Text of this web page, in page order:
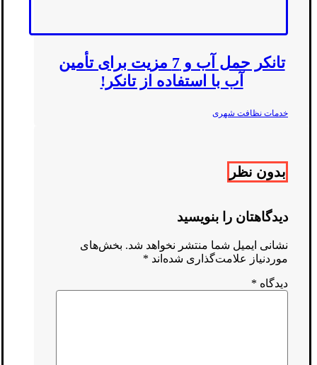
تانکر حمل آب و 7 مزیت برای تأمین
آب با استفاده از تانکر!
خدمات نظافت شهری
بدون نظر
دیدگاهتان را بنویسید
نشانی ایمیل شما منتشر نخواهد شد. بخش‌های
موردنیاز علامت‌گذاری شده‌اند *
دیدگاه *